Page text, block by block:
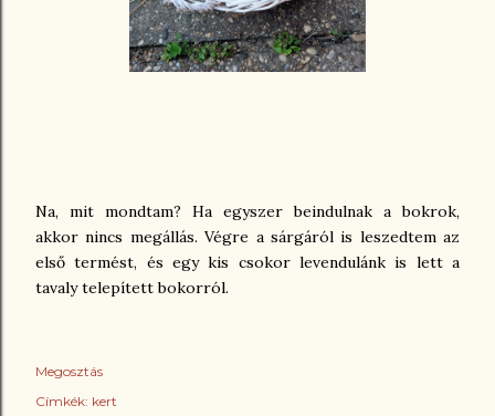
Na, mit mondtam? Ha egyszer beindulnak a bokrok,
akkor nincs megállás. Végre a sárgáról is leszedtem az
első termést, és egy kis csokor levendulánk is lett a
tavaly telepített bokorról.
Megosztás
Címkék: kert